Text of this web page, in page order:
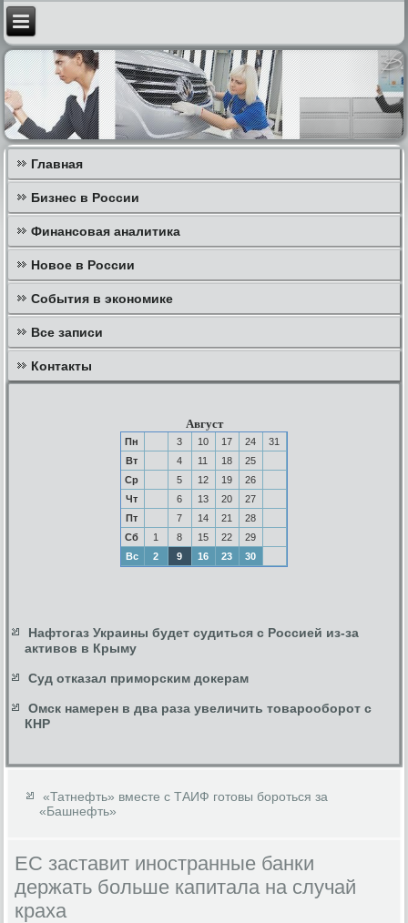
Главная
Бизнес в России
Финансовая аналитика
Новое в России
События в экономике
Все записи
Контакты
Август
Пн 3 10 17 24
31
Вт
4 11 18
25
Ср
5 12 19
26
Чт
6 13 20
27
Пт
7 14 21
28
Сб
1 8 15 22
29
Вс
2 9 16 23 30
Нафтогаз Украины будет судиться с Россией из-за
активов в Крыму
Суд отказал приморским докерам
Омск намерен в два раза увеличить товарооборот с
КНР
«Татнефть» вместе с ТАИФ готовы бороться за
«Башнефть»
ЕС заставит иностранные банки
держать больше капитала на случай
краха